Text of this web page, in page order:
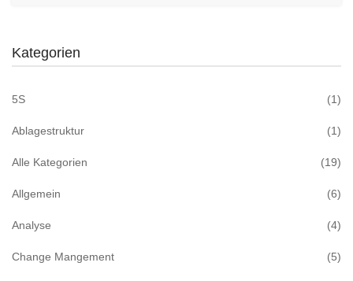
Kategorien
5S (1)
Ablagestruktur (1)
Alle Kategorien (19)
Allgemein (6)
Analyse (4)
Change Mangement (5)